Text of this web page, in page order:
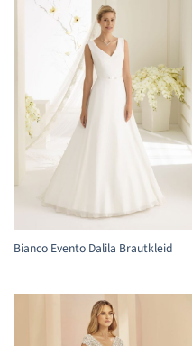
Bianco Evento Dalila Brautkleid